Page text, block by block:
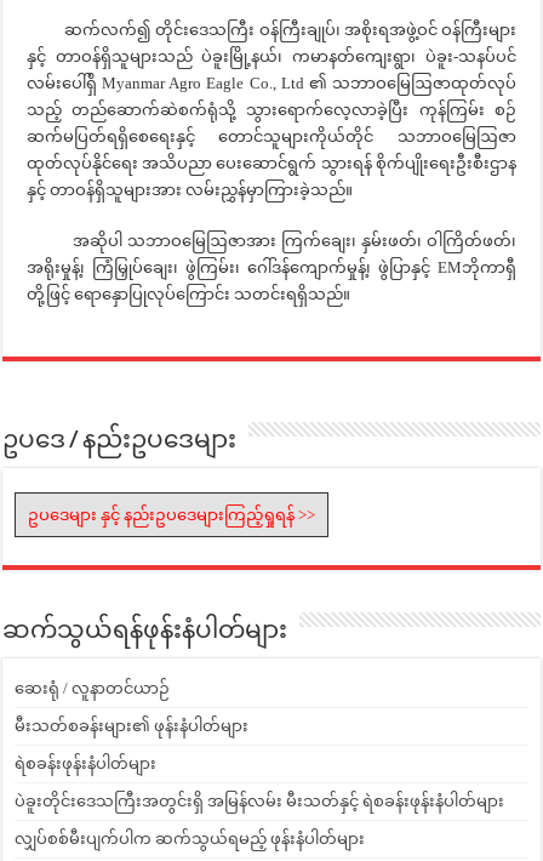
ဆက်လက်၍ တိုင်းဒေသကြီး ဝန်ကြီးချုပ်၊ အစိုးရအဖွဲ့ဝင် ဝန်ကြီးများ
နှင့် တာဝန်ရှိသူများသည် ပဲခူးမြို့နယ်၊ ကမာနတ်ကျေးရွာ၊ ပဲခူး-သနပ်ပင်
လမ်းပေါ်ရှိ Myanmar Agro Eagle Co., Ltd ၏ သဘာဝမြေဩဇာထုတ်လုပ်
သည့် တည်ဆောက်ဆဲစက်ရုံသို့ သွားရောက်လေ့လာခဲ့ပြီး ကုန်ကြမ်း စဉ်
ဆက်မပြတ်ရရှိစေရေးနှင့် တောင်သူများကိုယ်တိုင် သဘာဝမြေဩဇာ
ထုတ်လုပ်နိုင်ရေး အသိပညာ ပေးဆောင်ရွက် သွားရန် စိုက်ပျိုးရေးဦးစီးဌာန
နှင့် တာဝန်ရှိသူများအား လမ်းညွှန်မှာကြားခဲ့သည်။
အဆိုပါ သဘာဝမြေဩဇာအား ကြက်ချေး၊ နှမ်းဖတ်၊ ဝါကြိတ်ဖတ်၊
အရိုးမှုန့်၊ ကြံမြှုပ်ချေး၊ ဖွဲကြမ်း၊ ဂေါ်ဒန်ကျောက်မှုန့်၊ ဖွဲပြာနှင့် EMဘိုကာရှီ
တို့ဖြင့် ရောနှောပြုလုပ်ကြောင်း သတင်းရရှိသည်။
ဥပဒေ / နည်းဥပဒေများ
ဥပဒေများ နှင့် နည်းဥပဒေများကြည့်ရှုရန် >>
ဆက်သွယ်ရန်ဖုန်းနံပါတ်များ
ဆေးရုံ / လူနာတင်ယာဉ်
မီးသတ်စခန်းများ၏ ဖုန်းနံပါတ်များ
ရဲစခန်းဖုန်းနံပါတ်များ
ပဲခူးတိုင်းဒေသကြီးအတွင်းရှိ အမြန်လမ်း မီးသတ်နှင့် ရဲစခန်းဖုန်းနံပါတ်များ
လျှပ်စစ်မီးပျက်ပါက ဆက်သွယ်ရမည့် ဖုန်းနံပါတ်များ